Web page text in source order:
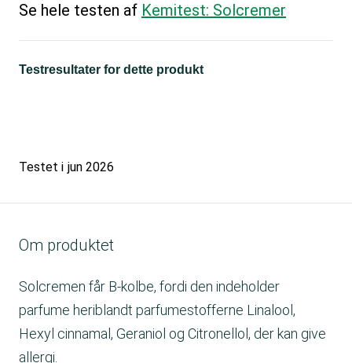
Se hele testen af Kemitest: Solcremer
Testresultater for dette produkt
Testet i jun 2026
Om produktet
Solcremen får B-kolbe, fordi den indeholder
parfume heriblandt parfumestofferne Linalool,
Hexyl cinnamal, Geraniol og Citronellol, der kan give
allergi.